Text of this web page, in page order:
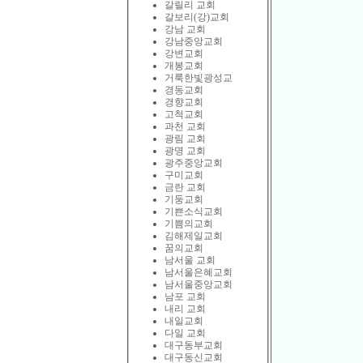
갈릴리 교회
갈보리(강)교회
강남 교회
강남중앙교회
강변교회
개봉교회
거룩한빛광성교
경동교회
경향교회
고척교회
과천 교회
광림 교회
광명 교회
광주중앙교회
구미교회
금란 교회
기둥교회
기쁜소식교회
기쁨의교회
김해제일교회
꿈의교회
남서울 교회
남서울은혜교회
남서울중앙교회
남포 교회
내리 교회
내일교회
다일 교회
대구동부교회
대구동신교회